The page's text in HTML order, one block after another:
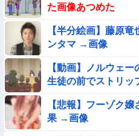
【ロマン】世界を動かした暗号
【動画】広島に落とされた『原
ら・・・
【画像】お前らこの超美人が整
【悲報】ま～んさん、ドッキ
画】
た画像あつめた
【半分絵画】藤原
ンタマ →画像
【動画】ノルウェ
生徒の前でストリ
【悲報】フーゾク
果 →画像